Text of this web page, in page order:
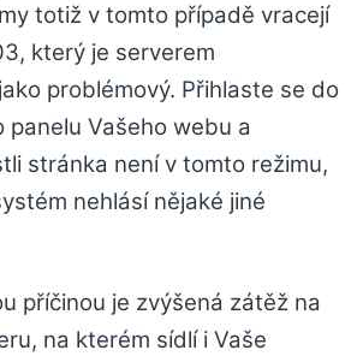
totiž v tomto případě vracejí
který je serverem
problémový. Přihlaste se do
panelu Vašeho webu a
stránka není v tomto režimu,
nehlásí nějaké jiné
příčinou je zvýšená zátěž na
na kterém sídlí i Vaše